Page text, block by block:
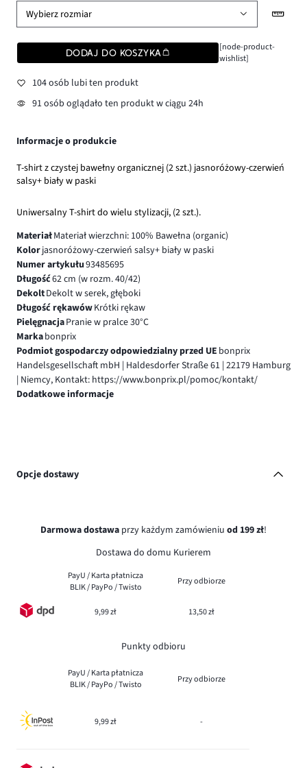
Wybierz rozmiar
DODAJ DO KOSZYKA
[node-product-
wishlist]
104 osób lubi ten produkt
91 osób oglądało ten produkt w ciągu 24h
Informacje o produkcie
T-shirt z czystej bawełny organicznej (2 szt.) jasnoróżowy-czerwień
salsy+ biały w paski
Uniwersalny T-shirt do wielu stylizacji, (2 szt.).
MateriałMateriał wierzchni: 100% Bawełna (organic)
Kolorjasnoróżowy-czerwień salsy+ biały w paski
Numer artykułu93485695
Długość62 cm (w rozm. 40/42)
DekoltDekolt w serek, głęboki
Długość rękawówKrótki rękaw
PielęgnacjaPranie w pralce 30°C
Markabonprix
Podmiot gospodarczy odpowiedzialny przed UE bonprix
Handelsgesellschaft mbH | Haldesdorfer Straße 61 | 22179 Hamburg
| Niemcy, Kontakt: https://www.bonprix.pl/pomoc/kontakt/
Dodatkowe informacje
Opcje dostawy
Darmowa dostawa przy każdym zamówieniu od 199 zł!
Dostawa do domu Kurierem
PayU / Karta płatnicza
BLIK / PayPo / Twisto
Przy odbiorze
9,99 zł 13,50 zł
Punkty odbioru
PayU / Karta płatnicza
BLIK / PayPo / Twisto
Przy odbiorze
9,99 zł -